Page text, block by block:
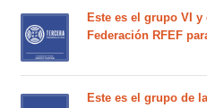
Este es el grupo VI y
Federación RFEF
Este es el grupo de